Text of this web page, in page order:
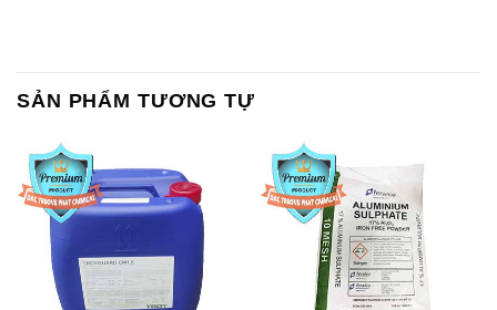
Chất Bảo Quản CMIT Thái
Lan Thailand
Phèn Nhôm – Al2(SO4)3 17%
Ấn Độ India